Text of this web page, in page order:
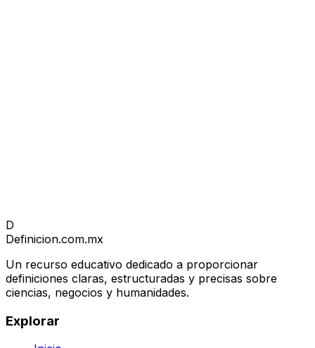
D
Definicion.com.mx
Un recurso educativo dedicado a proporcionar
definiciones claras, estructuradas y precisas sobre
ciencias, negocios y humanidades.
Explorar